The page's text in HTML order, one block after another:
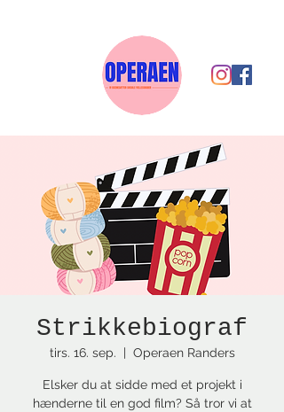
Strikkebiograf
tirs. 16. sep.
  |
Operaen Randers
Elsker du at sidde med et projekt i
hænderne til en god film? Så tror vi at